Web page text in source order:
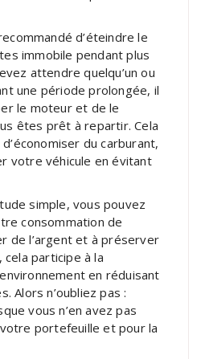
d’éteindre le
immobile pendant plus
attendre quelqu’un ou
une période prolongée, il
le moteur et de le
êtes prêt à repartir. Cela
du carburant,
votre véhicule en évitant
simple, vous pouvez
consommation de
de l’argent et à préserver
participe à la
en réduisant
Alors n’oubliez pas :
vous n’en avez pas
portefeuille et pour la